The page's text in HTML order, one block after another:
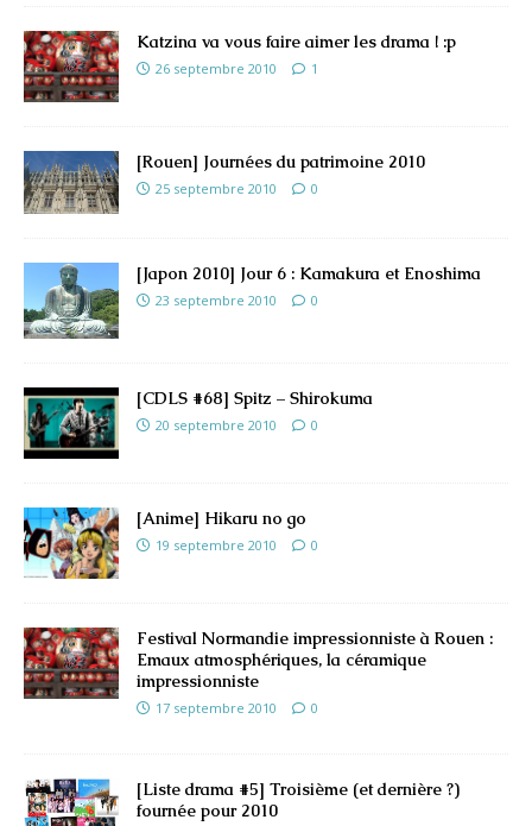
Katzina va vous faire aimer les drama ! :p
26 septembre 2010 1
[Rouen] Journées du patrimoine 2010
25 septembre 2010 0
[Japon 2010] Jour 6 : Kamakura et Enoshima
23 septembre 2010 0
[CDLS #68] Spitz – Shirokuma
20 septembre 2010 0
[Anime] Hikaru no go
19 septembre 2010 0
Festival Normandie impressionniste à Rouen :
Emaux atmosphériques, la céramique
impressionniste
17 septembre 2010 0
[Liste drama #5] Troisième (et dernière ?)
fournée pour 2010